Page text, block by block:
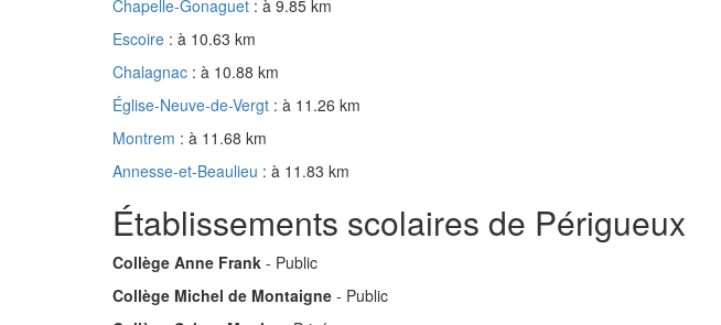
Chapelle-Gonaguet : à 9.85 km
Escoire : à 10.63 km
Chalagnac : à 10.88 km
Église-Neuve-de-Vergt : à 11.26 km
Montrem : à 11.68 km
Annesse-et-Beaulieu : à 11.83 km
Établissements scolaires de Périgueux
Collège Anne Frank - Public
Collège Michel de Montaigne - Public